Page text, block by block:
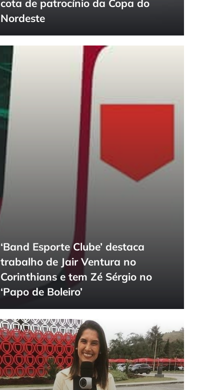
cota de patrocínio da Copa do
Nordeste
‘Band Esporte Clube’ destaca
trabalho de Jair Ventura no
Corinthians e tem Zé Sérgio no
‘Papo de Boleiro’